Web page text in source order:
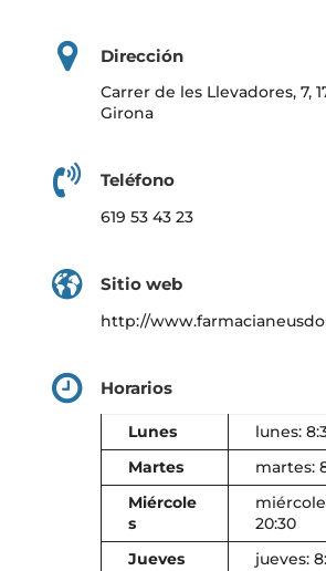
Dirección
Carrer de les Llevadores, 7,
Girona
Teléfono
619 53 43 23
Sitio web
http://
Horarios
Lunes
lunes:
Martes
martes:
Miércole
s
20:30
Jueves
jueves: